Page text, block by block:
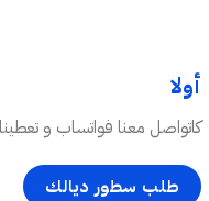
أولا
كاتواصل معنا فواتساب و تعطينا
طلب سطور ديالك